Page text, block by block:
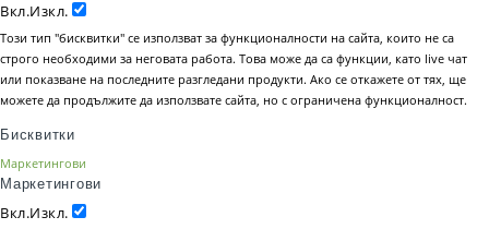
Вкл.Изкл.
Този тип "бисквитки" се използват за функционалности на сайта, които не са
строго необходими за неговата работа. Това може да са функции, като live чат
или показване на последните разгледани продукти. Ако се откажете от тях, ще
можете да продължите да използвате сайта, но с ограничена функционалност.
Бисквитки
Маркетингови
Маркетингови
Вкл.Изкл.